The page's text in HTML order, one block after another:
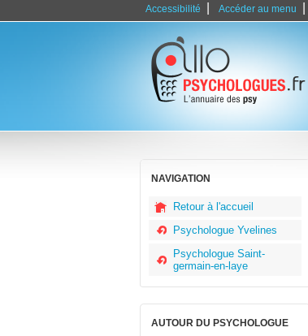
Accessibilité Accéder au menu
NAVIGATION
Retour à l'accueil
Psychologue Yvelines
Psychologue Saint-
germain-en-laye
AUTOUR DU PSYCHOLOGUE